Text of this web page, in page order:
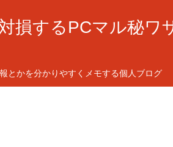
損するPCマル秘ワ
とかを分かりやすくメモする個人ブログ